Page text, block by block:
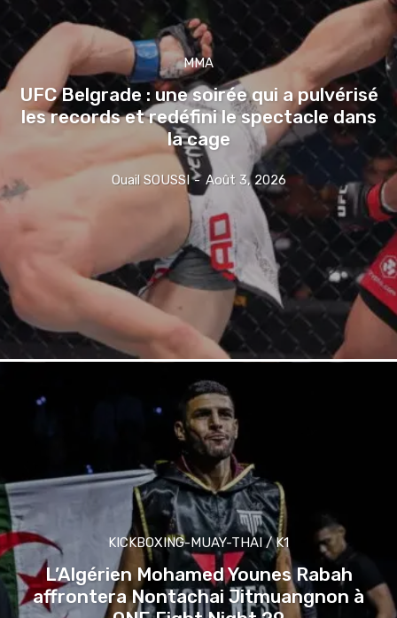
MMA
UFC Belgrade : une soirée qui a pulvérisé
les records et redéfini le spectacle dans
la cage
Ouail SOUSSI - Août 3, 2026
KICKBOXING-MUAY-THAI / K1
L’Algérien Mohamed Younes Rabah
affrontera Nontachai Jitmuangnon à